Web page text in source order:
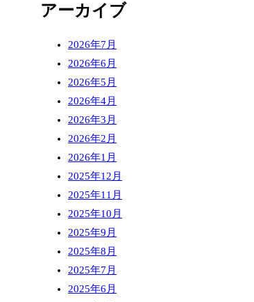
アーカイブ
2026年7月
2026年6月
2026年5月
2026年4月
2026年3月
2026年2月
2026年1月
2025年12月
2025年11月
2025年10月
2025年9月
2025年8月
2025年7月
2025年6月